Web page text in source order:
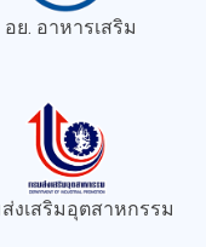
อย. อาหารเสริม
งเสริมอุตสาหกรรม